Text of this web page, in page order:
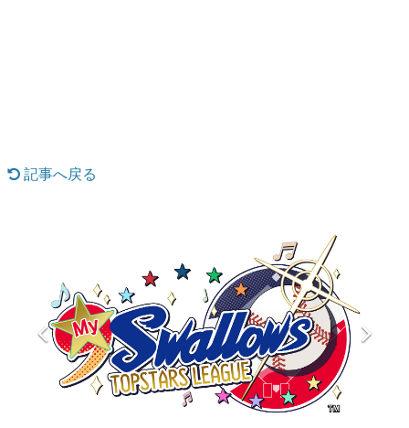
ゲームが変えた日本語
「経験値」「裏技」「ラスボス」… ゲームにまつわる言葉
の起源や用法の変遷を、コンピューター文化史研究家・タ
イニーP氏が徹底調査。
カテゴリ
記事へ戻る